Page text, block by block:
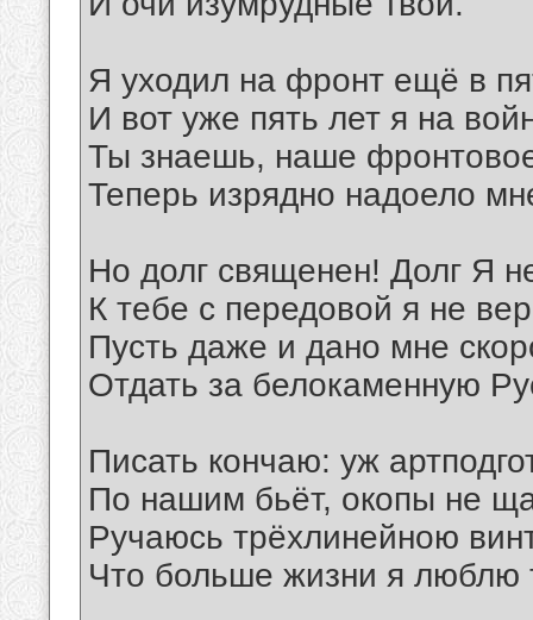
Я уходил на фронт ещё в
И вот уже пять лет я на
Ты знаешь, наше
Теперь изрядно надоело
Но долг священен! Долг Я
К тебе с передовой я не
Пусть даже и дано мне
Отдать за белокаменную
Писать кончаю: уж
По нашим бьёт, окопы не
Ручаюсь трёхлинейною
Что больше жизни я люблю